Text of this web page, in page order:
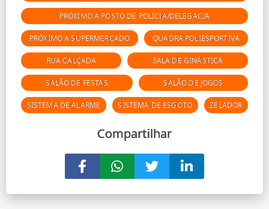
PRÓXIMO A POSTO DE POLÍCIA/DELEGACIA
PRÓXIMO A SUPERMERCADO QUADRA POLIESPORTIVA
RUA CALÇADA SALA DE GINÁSTICA
SALÃO DE FESTAS SALÃO DE JOGOS
SISTEMA DE ALARME SISTEMA DE ESGOTO ZELADOR
Compartilhar